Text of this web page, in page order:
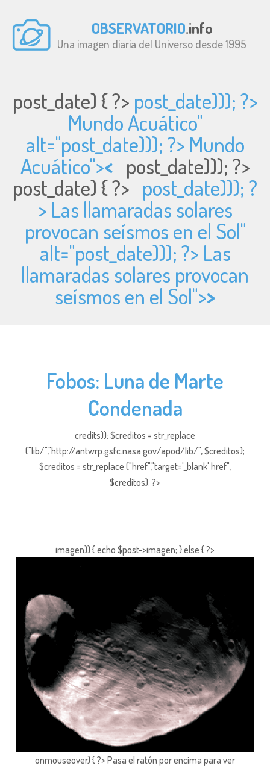
OBSERVATORIO.info
Una imagen diaria del Universo desde 1995
post_date) { ?> post_date))); ?>
Mundo Acuático"
alt="post_date))); ?> Mundo
Acuático">< post_date))); ?>
post_date) { ?> post_date))); ?
> Las llamaradas solares
provocan seísmos en el Sol"
alt="post_date))); ?> Las
llamaradas solares provocan
seísmos en el Sol">>
Fobos: Luna de Marte
Condenada
credits)); $creditos = str_replace
("lib/","http://antwrp.gsfc.nasa.gov/apod/lib/", $creditos);
$creditos = str_replace ("href","target='_blank' href",
$creditos); ?>
imagen)) { echo $post->imagen; } else { ?>
onmouseover) { ?> Pasa el ratón por encima para ver